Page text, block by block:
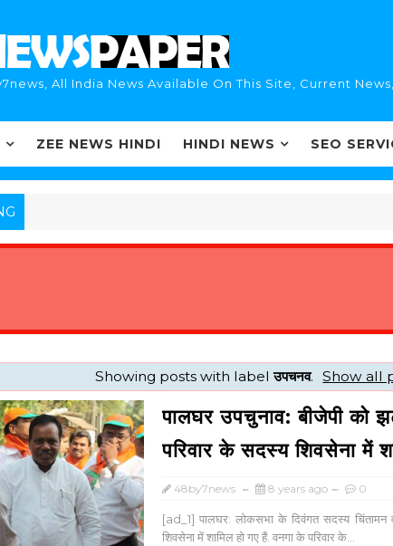
All India News Available On This Site, Current
ZEE NEWS HINDI HINDI NEWS SEO
Showing posts with labelउपचनव. Show all
पालघर उपचुनाव: बीजेपी को
परिवार के सदस्य शिवसेना में
48by7news 8 years ago 0
[ad_1] पालघर: लोकसभा के दिवंगत सदस्य चिंतामन
शिवसेना में शामिल हो गए हैं. वनगा के परिवार के...